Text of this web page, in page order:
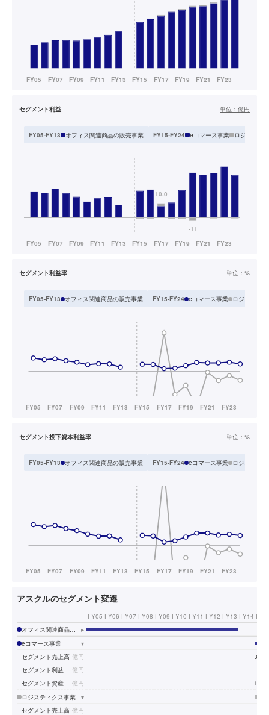
セグメント利益 単位： 億円
FY05-FY13 オフィス関連商品の販売事業 FY15-FY24 eコマース事業 ロジスティ
セグメント利益率 単位： %
FY05-FY13 オフィス関連商品の販売事業 FY15-FY24 eコマース事業 ロジスティ
セグメント投下資本利益率 単位： %
FY05-FY13 オフィス関連商品の販売事業 FY15-FY24 eコマース事業 ロジスティ
アスクルのセグメント変遷
FY05 FY06 FY07 FY08 FY09 FY10 FY11 FY12 FY13 FY14
▸
eコマース事業
▾
セグメント売上高 億円
セグメント利益
億円
セグメント資産
億円
ロジスティクス事業
▾
セグメント売上高 億円